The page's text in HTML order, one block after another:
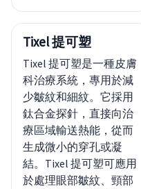
Tixel 提可塑
Tixel 提可塑是一種皮膚
科治療系統，專用於減
少皺紋和細紋。它採用
鈦合金探針，直接向治
療區域輸送熱能，從而
生成微小的穿孔或凝
結。Tixel 提可塑可應用
於處理眼部皺紋、頸部